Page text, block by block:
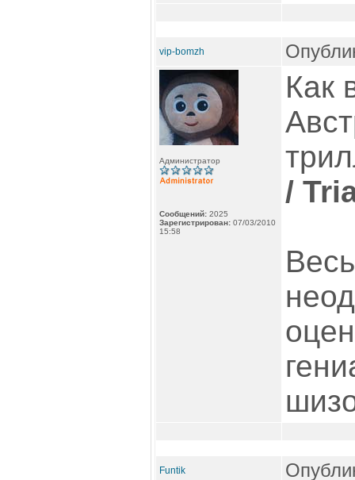
vip-bomzh
Администратор
Сообщений: 2025
Зарегистрирован: 07/03/2010
15:58
Как
/
Funtik